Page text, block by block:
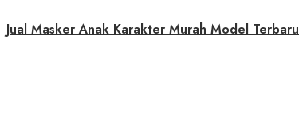
Jual Masker Anak Karakter Murah Model Terbaru